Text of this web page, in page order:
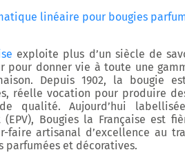
linéaire pour bougies
exploite plus d’un siècle de
pour donner vie à toute une
Depuis 1902, la bougie
réelle vocation pour produire
qualité. Aujourd’hui
(EPV), Bougies la Française est
faire artisanal d’excellence au
parfumées et décoratives.